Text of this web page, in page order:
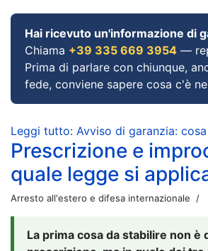
Hai ricevuto un'informazione di
Chiama +39 335 669 3954 —
Prima di parlare con chiunque,
fede, conviene sapere cosa c'è
Leggi tutto: Avviso di garanzia:
Prescrizione e
quale legge si
Arresto all'estero e difesa internazionale
La prima cosa da stabilire non è